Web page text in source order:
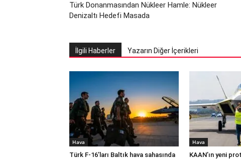
Türk Donanmasından Nükleer Hamle: Nükleer
Denizaltı Hedefi Masada
İlgili Haberler Yazarın Diğer İçerikleri
Hava
Türk F-16’ları Baltık hava sahasında
Hava
KAAN’ın yeni